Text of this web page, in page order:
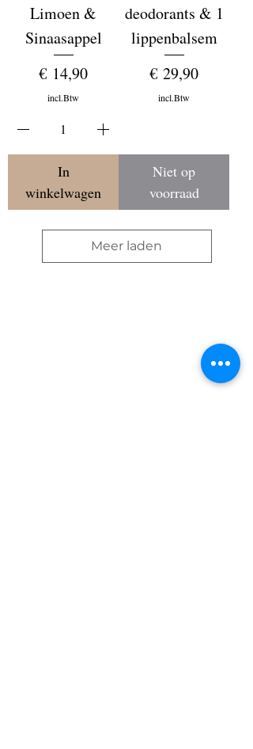
Limoen &
Sinaasappel
Prijs
€ 14,90
incl.Btw
In
winkelwagen
deodorants & 1
lippenbalsem
Prijs
€ 29,90
incl.Btw
Niet op
voorraad
Meer laden